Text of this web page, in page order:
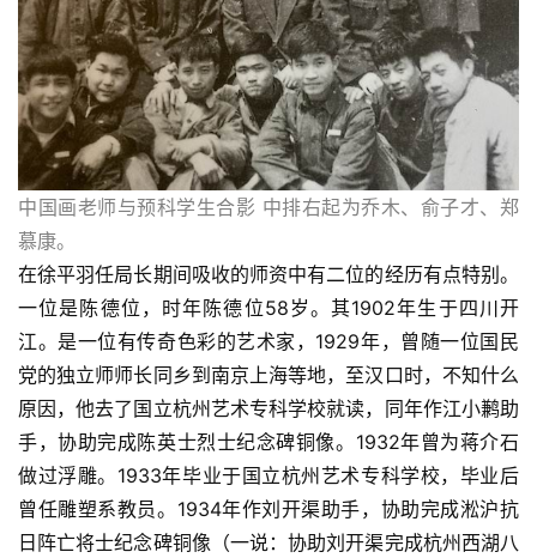
稿
学
术
研
究
法
书
欣
赏
砚
边
夜
话
美
中国画老师与预科学生合影 中排右起为乔木、俞子才、郑
慕康。
在徐平羽任局长期间吸收的师资中有二位的经历有点特别。
一位是陈德位，时年陈德位58岁。其1902年生于四川开
江。是一位有传奇色彩的艺术家，1929年，曾随一位国民
党的独立师师长同乡到南京上海等地，至汉口时，不知什么
原因，他去了国立杭州艺术专科学校就读，同年作江小鹣助
手，协助完成陈英士烈士纪念碑铜像。1932年曾为蒋介石
做过浮雕。1933年毕业于国立杭州艺术专科学校，毕业后
曾任雕塑系教员。1934年作刘开渠助手，协助完成淞沪抗
日阵亡将士纪念碑铜像（一说：协助刘开渠完成杭州西湖八